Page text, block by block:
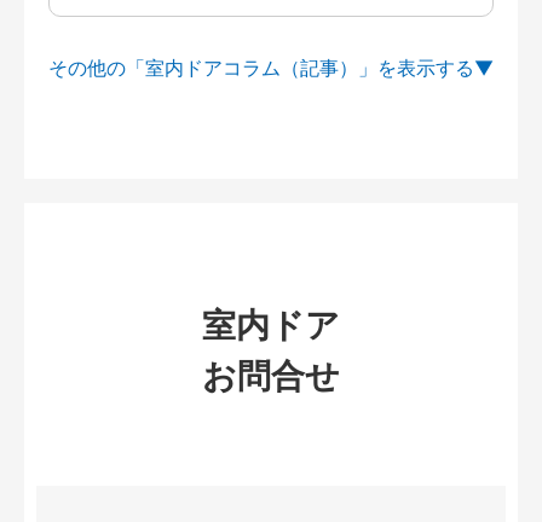
その他の「室内ドアコラム（記事）」を
室内ドア
お問合せ